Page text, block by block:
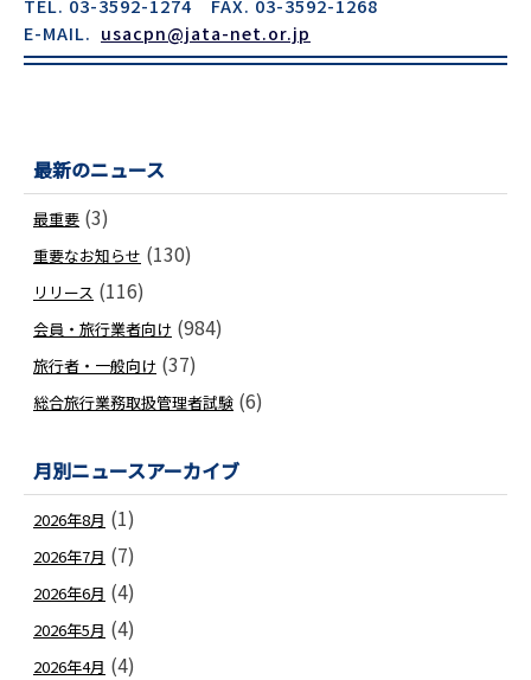
TEL. 03-3592-1274 FAX. 03-3592-1268
E-MAIL. usacpn@jata-net.or.jp
最新のニュース
最重要 (3)
重要なお知らせ (130)
リリース (116)
会員・旅行業者向け (984)
旅行者・一般向け (37)
総合旅行業務取扱管理者試験 (6)
月別ニュースアーカイブ
2026年8月 (1)
2026年7月 (7)
2026年6月 (4)
2026年5月 (4)
2026年4月 (4)